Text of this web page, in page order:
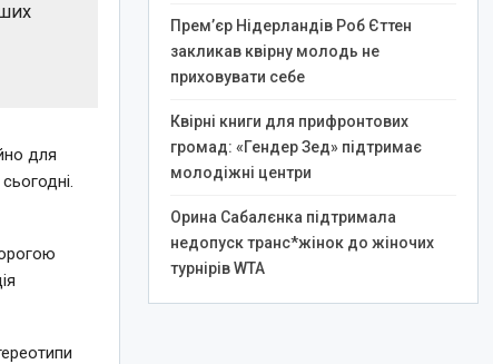
для
Прем’єр Нідерландів Роб Єттен
закликав квірну молодь не
приховувати себе
Квірні книги для прифронтових
громад: «Гендер Зед» підтримає
молодіжні центри
Орина Сабалєнка підтримала
недопуск транс*жінок до жіночих
турнірів WTA